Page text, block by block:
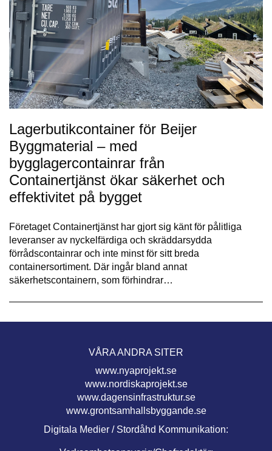
Lagerbutikcontainer för Beijer
Byggmaterial – med
bygglagercontainrar från
Containertjänst ökar säkerhet och
effektivitet på bygget
Företaget Containertjänst har gjort sig känt för pålitliga
leveranser av nyckelfärdiga och skräddarsydda
förrådscontainrar och inte minst för sitt breda
containersortiment. Där ingår bland annat
säkerhetscontainern, som förhindrar…
VÅRA ANDRA SITER
www.nyaprojekt.se
www.nordiskaprojekt.se
www.dagensinfrastruktur.se
www.grontsamhallsbyggande.se
Digitala Medier / Stordåhd Kommunikation: